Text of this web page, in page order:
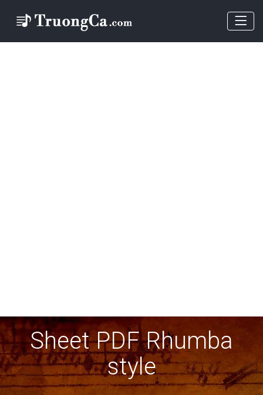
Sheet PDF Rhumba
style